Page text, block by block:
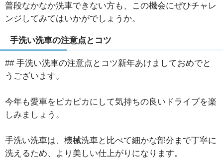
普段なかなか洗車できない方も、この機会にぜひチャレ
ンジしてみてはいかがでしょうか。
手洗い洗車の注意点とコツ
## 手洗い洗車の注意点とコツ新年あけましておめでと
うございます。
今年も愛車をピカピカにして気持ちの良いドライブを楽
しみましょう。
手洗い洗車は、機械洗車と比べて細かな部分まで丁寧に
洗えるため、より美しい仕上がりになります。